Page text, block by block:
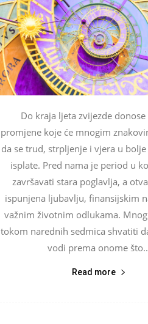
Do kraja ljeta zvijezde donose
promjene koje će mnogim
da se trud, strpljenje i vjera u
isplate. Pred nama je period u
završavati stara poglavlja, a
ispunjena ljubavlju, finansijskim
važnim životnim odlukama.
tokom narednih sedmica shvatiti
vodi prema onome
Read more